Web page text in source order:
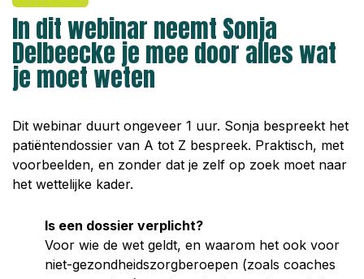
In dit webinar neemt Sonja
Delbeecke je mee door alles wat
je moet weten
Dit webinar duurt ongeveer 1 uur. Sonja bespreekt het
patiëntendossier van A tot Z bespreek. Praktisch, met
voorbeelden, en zonder dat je zelf op zoek moet naar
het wettelijke kader.
Is een dossier verplicht?
Voor wie de wet geldt, en waarom het ook voor
niet-gezondheidszorgberoepen (zoals coaches